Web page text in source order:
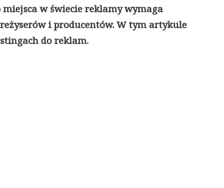
w świecie reklamy wymaga
i producentów. W tym artykule
do reklam.